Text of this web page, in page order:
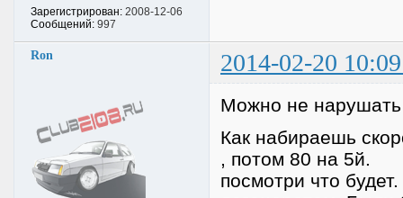
Зарегистрирован: 2008-12-06
Сообщений: 997
Ron 2014-02-20
Можно не
Как набираешь
, потом 80 на 5й.
посмотри что